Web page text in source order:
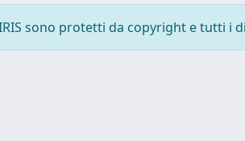
sono protetti da copyright e tutti i